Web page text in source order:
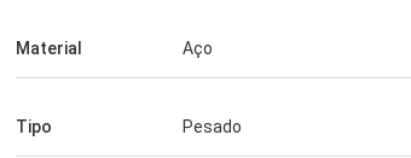
Material Aço
Tipo Pesado